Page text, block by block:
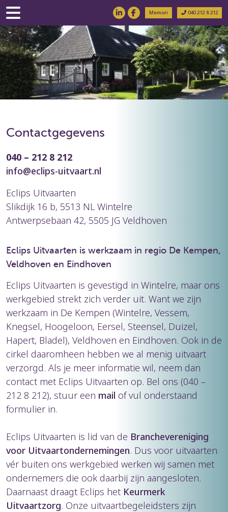
Memori 040 212 8 212
Contactgegevens
040 – 212 8 212
info@eclips-uitvaart.nl
Eclips Uitvaarten
Slikdijk 16 b, 5513 NL Wintelre
Antwerpsebaan 42, 5505 JG Veldhoven
Eclips Uitvaarten is werkzaam in regio De Kempen,
Veldhoven en Eindhoven
Eclips Uitvaarten is gevestigd in Wintelre, maar ons
werkgebied strekt zich verder uit. Want we zijn
werkzaam in De Kempen (Wintelre, Vessem,
Knegsel, Hoogeloon, Eersel, Steensel, Duizel,
Hapert, Bladel), Veldhoven en Eindhoven. Ook in de
cirkel daaromheen hebben we al menig uitvaart
verzorgd. Als je meer informatie wil, neem dan
contact met Eclips Uitvaarten op. Bel ons (040 –
212 8 212), stuur een mail of vul onderstaand
formulier in.
Eclips Uitvaarten is lid van de Branchevereniging
voor Uitvaartondernemingen. Dus voor uitvaarten
vér buiten ons werkgebied werken wij samen met
ondernemers die ook daarbij zijn aangesloten.
Daarnaast draagt Eclips het Keurmerk
Uitvaartzorg. Onze uitvaartbegeleidsters zijn